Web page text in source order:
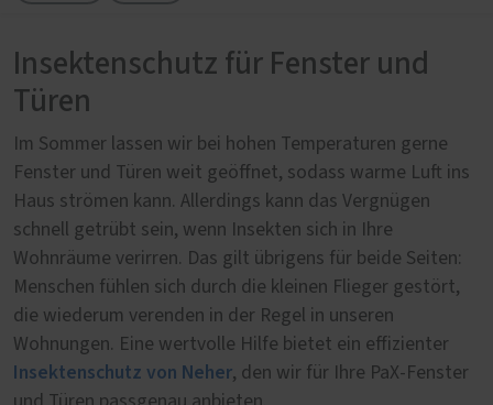
Insektenschutz für Fenster und
Türen
Im Sommer lassen wir bei hohen Temperaturen gerne
Fenster und Türen weit geöffnet, sodass warme Luft ins
Haus strömen kann. Allerdings kann das Vergnügen
schnell getrübt sein, wenn Insekten sich in Ihre
Wohnräume verirren. Das gilt übrigens für beide Seiten:
Menschen fühlen sich durch die kleinen Flieger gestört,
die wiederum verenden in der Regel in unseren
Wohnungen. Eine wertvolle Hilfe bietet ein effizienter
Insektenschutz von Neher, den wir für Ihre PaX-Fenster